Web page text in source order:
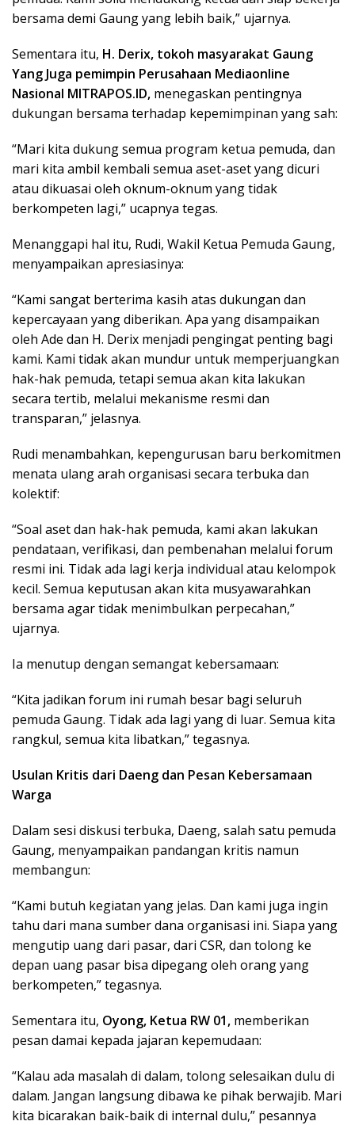
bersama demi Gaung yang lebih baik,” ujarnya.
Sementara itu, H. Derix, tokoh masyarakat Gaung
Yang Juga pemimpin Perusahaan Mediaonline
Nasional MITRAPOS.ID, menegaskan pentingnya
dukungan bersama terhadap kepemimpinan yang sah:
“Mari kita dukung semua program ketua pemuda, dan
mari kita ambil kembali semua aset-aset yang dicuri
atau dikuasai oleh oknum-oknum yang tidak
berkompeten lagi,” ucapnya tegas.
Menanggapi hal itu, Rudi, Wakil Ketua Pemuda Gaung,
menyampaikan apresiasinya:
“Kami sangat berterima kasih atas dukungan dan
kepercayaan yang diberikan. Apa yang disampaikan
oleh Ade dan H. Derix menjadi pengingat penting bagi
kami. Kami tidak akan mundur untuk memperjuangkan
hak-hak pemuda, tetapi semua akan kita lakukan
secara tertib, melalui mekanisme resmi dan
transparan,” jelasnya.
Rudi menambahkan, kepengurusan baru berkomitmen
menata ulang arah organisasi secara terbuka dan
kolektif:
“Soal aset dan hak-hak pemuda, kami akan lakukan
pendataan, verifikasi, dan pembenahan melalui forum
resmi ini. Tidak ada lagi kerja individual atau kelompok
kecil. Semua keputusan akan kita musyawarahkan
bersama agar tidak menimbulkan perpecahan,”
ujarnya.
Ia menutup dengan semangat kebersamaan:
“Kita jadikan forum ini rumah besar bagi seluruh
pemuda Gaung. Tidak ada lagi yang di luar. Semua kita
rangkul, semua kita libatkan,” tegasnya.
Usulan Kritis dari Daeng dan Pesan Kebersamaan
Warga
Dalam sesi diskusi terbuka, Daeng, salah satu pemuda
Gaung, menyampaikan pandangan kritis namun
membangun:
“Kami butuh kegiatan yang jelas. Dan kami juga ingin
tahu dari mana sumber dana organisasi ini. Siapa yang
mengutip uang dari pasar, dari CSR, dan tolong ke
depan uang pasar bisa dipegang oleh orang yang
berkompeten,” tegasnya.
Sementara itu, Oyong, Ketua RW 01, memberikan
pesan damai kepada jajaran kepemudaan:
“Kalau ada masalah di dalam, tolong selesaikan dulu di
dalam. Jangan langsung dibawa ke pihak berwajib. Mari
kita bicarakan baik-baik di internal dulu,” pesannya